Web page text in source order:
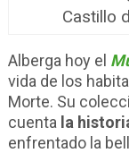
Castillo
Alberga hoy el
vida de los
Morte. Su
cuenta la
enfrentado la